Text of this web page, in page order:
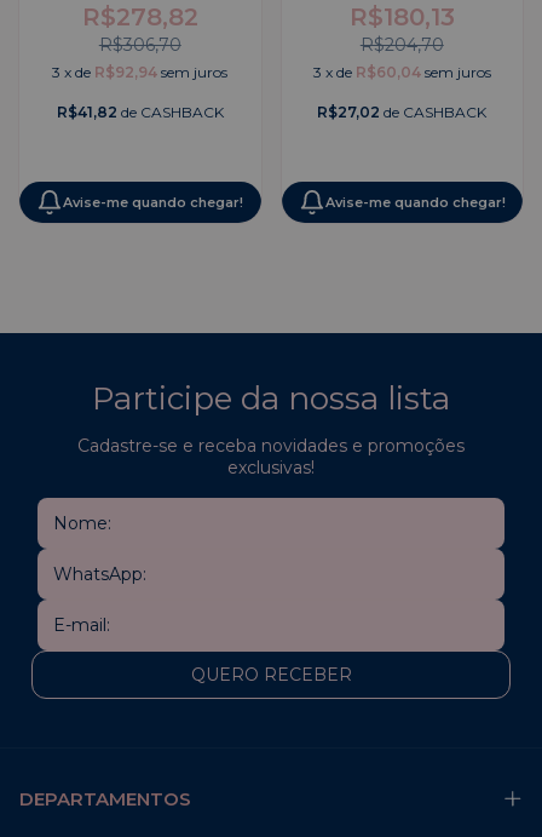
R$278,82
R$306,70
3 xde R$92,94 sem juros
R$41,82 de CASHBACK
Avise-me quando chegar!
R$180,13
R$204,70
3 x de R$60,04 sem juros
R$27,02 de CASHBACK
Avise-me quando chegar!
Participe da nossa lista
Cadastre-se e receba novidades e promoções
exclusivas!
DEPARTAMENTOS